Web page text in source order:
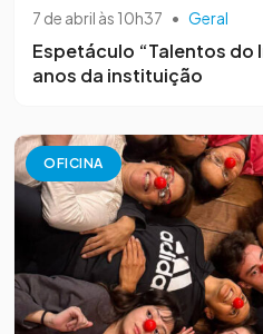
7 de abril às 10h37 • Geral
Espetáculo “Talentos do
anos da instituição
OFICINA